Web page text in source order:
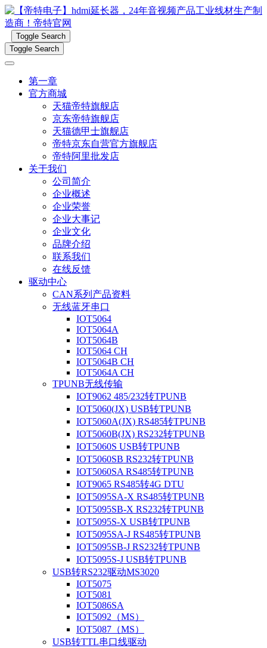
Toggle Search
Toggle Search
第一章
官方商城
天猫帝特旗舰店
京东帝特旗舰店
天猫德甲士旗舰店
帝特京东自营官方旗舰店
帝特阿里批发店
关于我们
公司简介
企业概述
企业荣誉
企业大事记
企业文化
品牌介绍
联系我们
在线反馈
驱动中心
CAN系列产品资料
无线蓝牙串口
IOT5064
IOT5064A
IOT5064B
IOT5064 CH
IOT5064B CH
IOT5064A CH
TPUNB无线传输
IOT9062 485/232转TPUNB
IOT5060(JX) USB转TPUNB
IOT5060A(JX) RS485转TPUNB
IOT5060B(JX) RS232转TPUNB
IOT5060S USB转TPUNB
IOT5060SB RS232转TPUNB
IOT5060SA RS485转TPUNB
IOT9065 RS485转4G DTU
IOT5095SA-X RS485转TPUNB
IOT5095SB-X RS232转TPUNB
IOT5095S-X USB转TPUNB
IOT5095SA-J RS485转TPUNB
IOT5095SB-J RS232转TPUNB
IOT5095S-J USB转TPUNB
USB转RS232驱动MS3020
IOT5075
IOT5081
IOT5086SA
IOT5092（MS）
IOT5087（MS）
USB转TTL串口线驱动